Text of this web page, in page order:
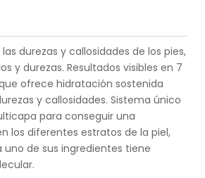
durezas y callosidades de los pies,
y durezas. Resultados visibles en 7
ofrece hidratación sostenida
y callosidades. Sistema único
para conseguir una
los diferentes estratos de la piel,
de sus ingredientes tiene